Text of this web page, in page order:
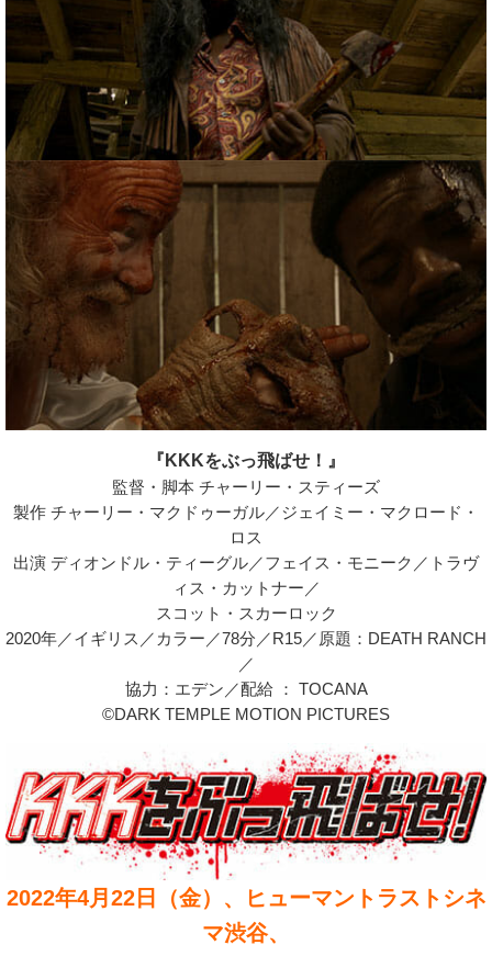
『KKKをぶっ飛ばせ！』
監督・脚本 チャーリー・スティーズ
製作 チャーリー・マクドゥーガル／ジェイミー・マクロード・
ロス
出演 ディオンドル・ティーグル／フェイス・モニーク／トラヴ
ィス・カットナー／
スコット・スカーロック
2020年／イギリス／カラー／78分／R15／原題：DEATH RANCH
／
協力：エデン／配給 ： TOCANA
©DARK TEMPLE MOTION PICTURES
2022年4月22日（金）、ヒューマントラストシネ
マ渋谷、